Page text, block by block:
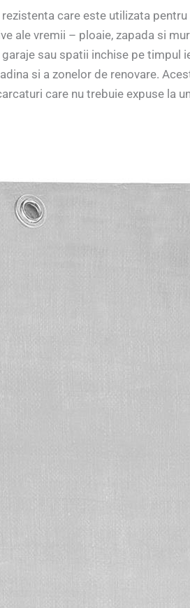
care este utilizata
ale vremii – ploaie, zapada si
sau spatii inchise pe
si a zonelor de renovare.
care nu trebuie expuse la